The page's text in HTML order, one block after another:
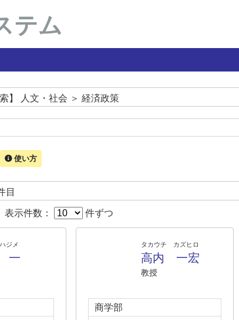
テム
】 人文・社会 ＞ 経済政策
使い方
目
表示件数： 件ずつ
ジメ
一
タカウチ カズヒロ
高内 一宏
教授
商学部